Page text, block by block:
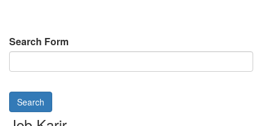
Search Form
Search